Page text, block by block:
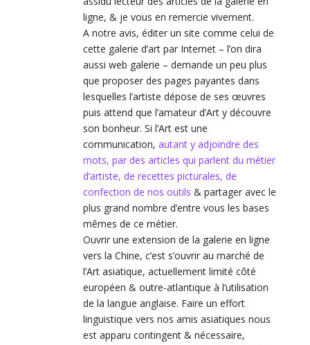
ligne, & je vous en remercie vivement.
A notre avis, éditer un site comme celui de
cette galerie d’art par Internet – l’on dira
aussi web galerie – demande un peu plus
que proposer des pages payantes dans
lesquelles l’artiste dépose de ses œuvres
puis attend que l’amateur d’Art y découvre
son bonheur. Si l’Art est une
communication, autant y adjoindre des
mots, par des articles qui parlent du métier
d’artiste, de recettes picturales, de
confection de nos outils & partager avec le
plus grand nombre d’entre vous les bases
mêmes de ce métier.
Ouvrir une extension de la galerie en ligne
vers la Chine, c’est s’ouvrir au marché de
l’Art asiatique, actuellement limité côté
européen & outre-atlantique à l’utilisation
de la langue anglaise. Faire un effort
linguistique vers nos amis asiatiques nous
est apparu contingent & nécessaire,